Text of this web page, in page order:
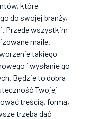
które
do swojej branży,
Przede wszystkim
maile.
takiego
i wysłanie go
Będzie to dobra
Twojej
treścią, formą,
trzeba dać